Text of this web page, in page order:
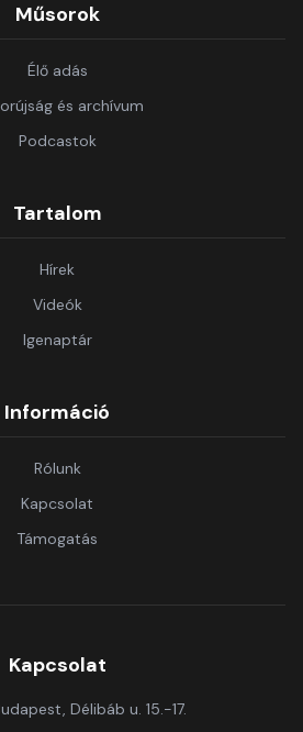
Műsorok
Élő adás
és archívum
Podcastok
Tartalom
Hírek
Videók
Igenaptár
Információ
Rólunk
Kapcsolat
Támogatás
Kapcsolat
Délibáb u. 15.-17.